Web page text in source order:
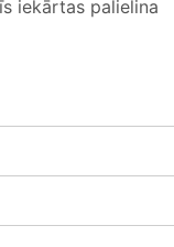
iekārtas palielina